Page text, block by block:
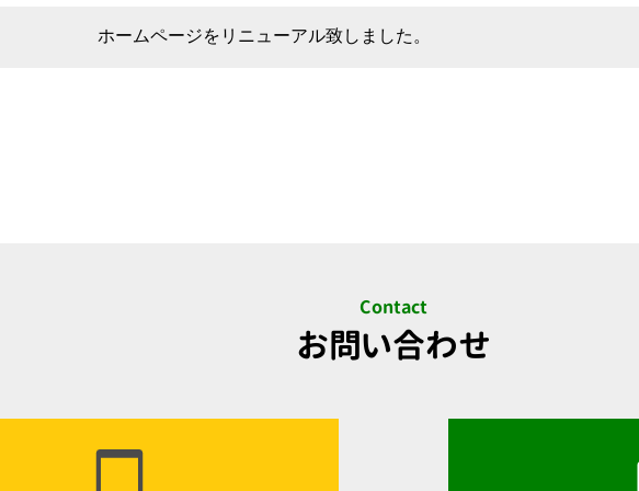
ホームページをリニューアル致しました。
Contact
お問い合わせ